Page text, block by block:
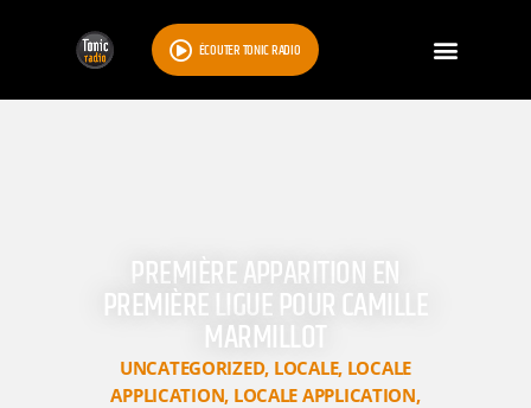
ÉCOUTER TONIC RADIO
PREMIÈRE APPARITION EN
PREMIÈRE LIGUE POUR CAMILLE
MARMILLOT
UNCATEGORIZED, LOCALE, LOCALE
APPLICATION, LOCALE APPLICATION,